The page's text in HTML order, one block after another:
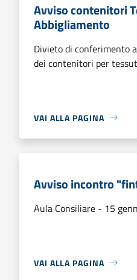
Avviso contenitori
Abbigliamento
Divieto di conferimento
dei contenitori per
VAI ALLA PAGINA
Avviso incontro
Aula Consiliare - 15
VAI ALLA PAGINA